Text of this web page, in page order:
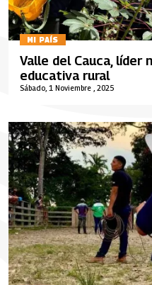
MI PAÍS
Sábado, 1 Noviembre , 2025
Valle del Cauca, líder
educativa rural